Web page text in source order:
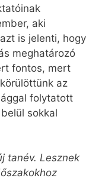
aki
is jelenti, hogy
meghatározó
fontos, mert
az
folytatott
sokkal
tanév. Lesznek